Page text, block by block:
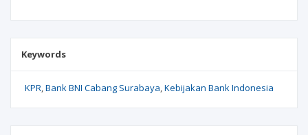
Keywords
KPR Bank BNI Cabang Surabaya Kebijakan Bank Indonesia